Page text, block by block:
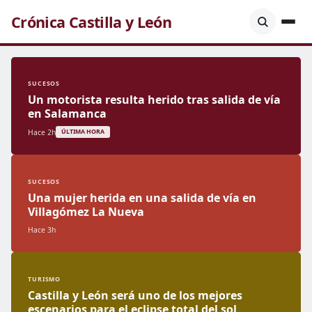
Crónica Castilla y León
SUCESOS
Un motorista resulta herido tras salida de vía
en Salamanca
Hace 2h ÚLTIMA HORA
SUCESOS
Una mujer herida en una salida de vía en
Villagómez La Nueva
Hace 3h
TURISMO
Castilla y León será uno de los mejores